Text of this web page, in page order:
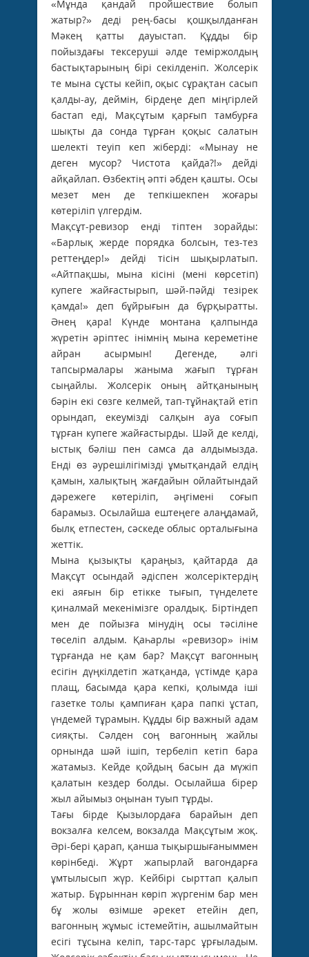
«Мұнда қандай пройшествие болып
жатыр?» деді рең-басы қошқылданған
Мәкең қатты дауыстап. Құдды бір
пойыздағы тексеруші әлде теміржолдың
бастықтарының бірі секілденіп. Жолсерік
те мына сұсты кейіп, оқыс сұрақтан сасып
қалды-ау, деймін, бірдеңе деп міңгірлей
бастап еді, Мақсұтым қарғып тамбурға
шықты да сонда тұрған қоқыс салатын
шелекті теуіп кеп жіберді: «Мынау не
деген мусор? Чистота қайда?!» дейді
айқайлап. Өзбектің әпті әбден қашты. Осы
мезет мен де тепкішекпен жоғары
көтеріліп үлгердім.
Мақсұт-ревизор енді тіптен зорайды:
«Барлық жерде порядка болсын, тез-тез
реттеңдер!» дейді тісін шықырлатып.
«Айтпақшы, мына кісіні (мені көрсетіп)
купеге жайғастырып, шәй-пәйді тезірек
қамда!» деп бұйрығын да бұрқыратты.
Әнең қара! Күнде монтана қалпында
жүретін әріптес інімнің мына кереметіне
айран асырмын! Дегенде, әлгі
тапсырмалары жаныма жағып тұрған
сыңайлы. Жолсерік оның айтқанының
бәрін екі сөзге келмей, тап-тұйнақтай етіп
орындап, екеумізді салқын ауа соғып
тұрған купеге жайғастырды. Шәй де келді,
ыстық бәліш пен самса да алдымызда.
Енді өз әурешілігімізді ұмытқандай елдің
қамын, халықтың жағдайын ойлайтындай
дәрежеге көтеріліп, әңгімені соғып
барамыз. Осылайша ештеңеге алаңдамай,
былқ етпестен, сәскеде облыс орталығына
жеттік.
Мына қызықты қараңыз, қайтарда да
Мақсұт осындай әдіспен жолсеріктердің
екі аяғын бір етікке тығып, түнделете
қиналмай мекенімізге оралдық. Біртіндеп
мен де пойызға мінудің осы тәсіліне
төселіп алдым. Қаһарлы «ревизор» інім
тұрғанда не қам бар? Мақсұт вагонның
есігін дүңкілдетіп жатқанда, үстімде қара
плащ, басымда қара кепкі, қолымда іші
газетке толы қампиған қара папкі ұстап,
үндемей тұрамын. Құдды бір важный адам
сияқты. Сәлден соң вагонның жайлы
орнында шәй ішіп, тербеліп кетіп бара
жатамыз. Кейде қойдың басын да мүжіп
қалатын кездер болды. Осылайша бірер
жыл айымыз оңынан туып тұрды.
Тағы бірде Қызылордаға барайын деп
вокзалға келсем, вокзалда Мақсұтым жоқ.
Әрі-бері қарап, қанша тықыршығаныммен
көрінбеді. Жұрт жапырлай вагондарға
ұмтылысып жүр. Кейбірі сырттап қалып
жатыр. Бұрыннан көріп жүргенім бар мен
бұ жолы өзімше әрекет етейін деп,
вагонның жұмыс істемейтін, ашылмайтын
есігі тұсына келіп, тарс-тарс ұрғыладым.